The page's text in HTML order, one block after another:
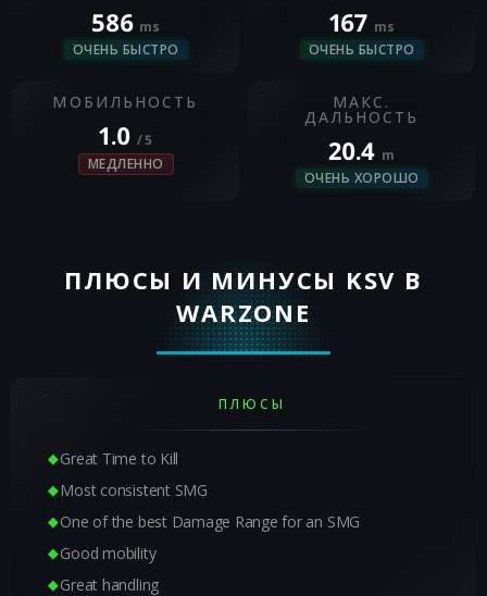
586 ms
ОЧЕНЬ БЫСТРО
167 ms
ОЧЕНЬ БЫСТРО
МОБИЛЬНОСТЬ
1.0 / 5
МЕДЛЕННО
МАКС.
ДАЛЬНОСТЬ
20.4 m
ОЧЕНЬ ХОРОШО
ПЛЮСЫ И МИНУСЫ KSV В
WARZONE
ПЛЮСЫ
Great Time to Kill
Most consistent SMG
One of the best Damage Range for an SMG
Good mobility
Great handling